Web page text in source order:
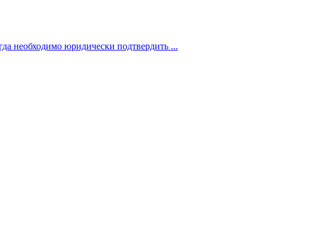
необходимо юридически подтвердить ...